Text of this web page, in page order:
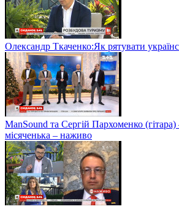
Олександр Ткаченко:Як рятувати
ManSound та Сергій Пархоменко
місяченька – наживо